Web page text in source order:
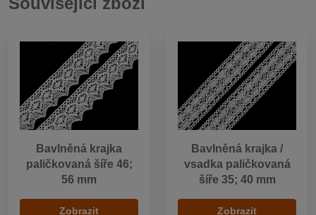
Bavlněná krajka
paličkovaná šíře 46;
56 mm
Zobrazit
Bavlněná krajka /
vsadka paličkovaná
šíře 35; 40 mm
Zobrazit